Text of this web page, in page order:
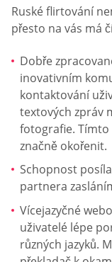
Ruské flirtování
přesto na vás má
Dobře
inovativním
kontaktování
textových zpráv
fotografie. Tímto
značně okořenit.
Schopnost
partnera
Vícejazyčné
uživatelé lépe
různých jazyků.